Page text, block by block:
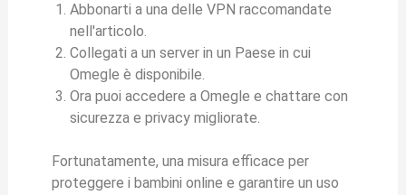
Abbonarti a una delle VPN raccomandate
nell'articolo.
Collegati a un server in un Paese in cui
Omegle è disponibile.
Ora puoi accedere a Omegle e chattare con
sicurezza e privacy migliorate.
Fortunatamente, una misura efficace per
proteggere i bambini online e garantire un uso